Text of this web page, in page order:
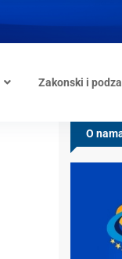
Zakonski i
O